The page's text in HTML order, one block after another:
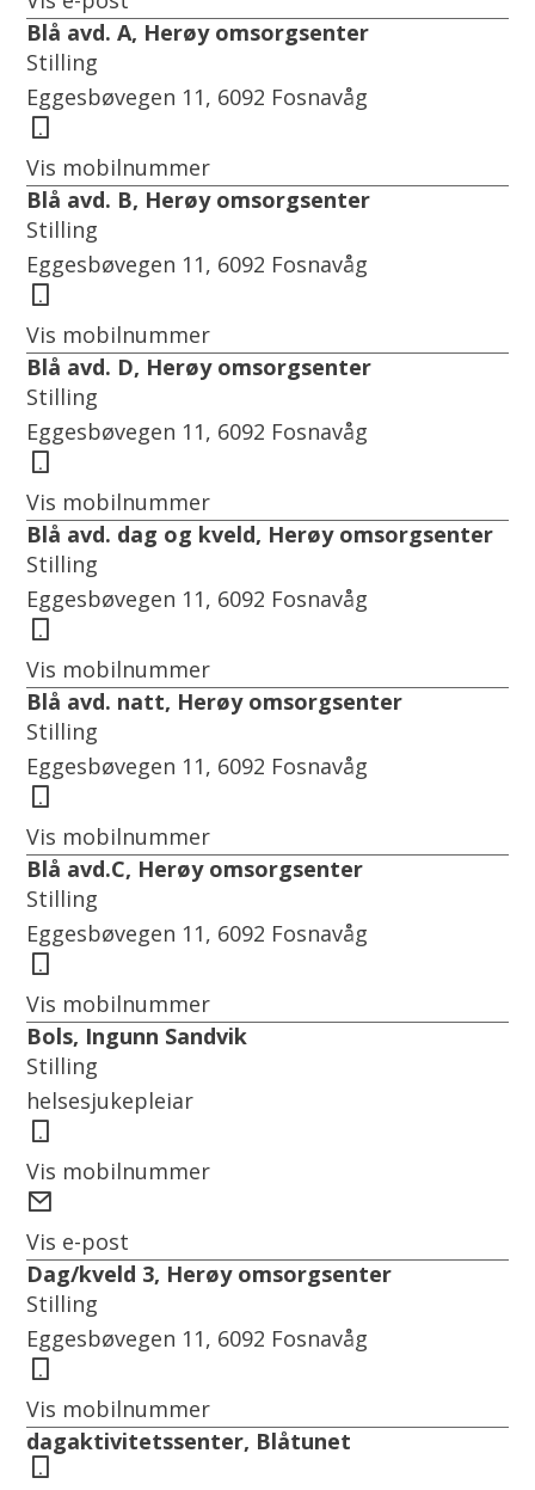
Blå avd. A, Herøy omsorgsenter
Stilling
Eggesbøvegen 11, 6092 Fosnavåg
Vis mobilnummer
Blå avd. B, Herøy omsorgsenter
Stilling
Eggesbøvegen 11, 6092 Fosnavåg
Vis mobilnummer
Blå avd. D, Herøy omsorgsenter
Stilling
Eggesbøvegen 11, 6092 Fosnavåg
Vis mobilnummer
Blå avd. dag og kveld, Herøy omsorgsenter
Stilling
Eggesbøvegen 11, 6092 Fosnavåg
Vis mobilnummer
Blå avd. natt, Herøy omsorgsenter
Stilling
Eggesbøvegen 11, 6092 Fosnavåg
Vis mobilnummer
Blå avd.C, Herøy omsorgsenter
Stilling
Eggesbøvegen 11, 6092 Fosnavåg
Vis mobilnummer
Bols, Ingunn Sandvik
Stilling
helsesjukepleiar
Vis mobilnummer
post
Vis e-post
Dag/kveld 3, Herøy omsorgsenter
Stilling
Eggesbøvegen 11, 6092 Fosnavåg
Vis mobilnummer
dagaktivitetssenter, Blåtunet